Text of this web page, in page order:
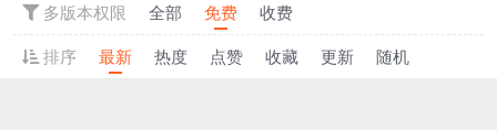
多版本权限
全部 免费
收费
排序
最新 热度 点赞 收藏 更新 随机